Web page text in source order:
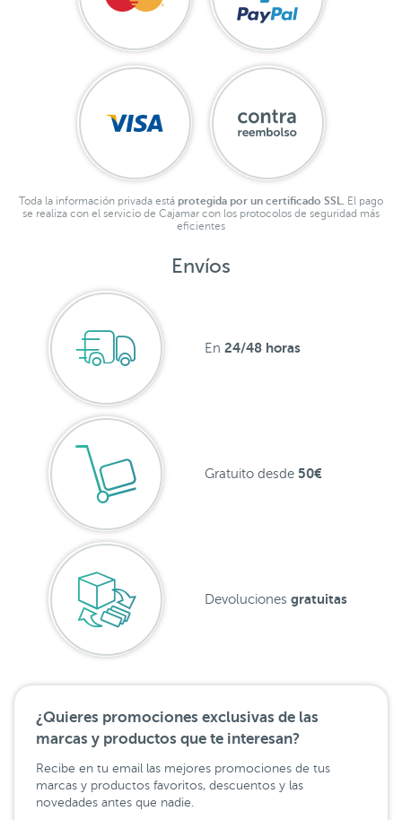
Toda la información privada está protegida por un certificado SSL.
El pago
se realiza con el servicio de Cajamar con los protocolos de seguridad más
eficientes
Envíos
En 24/48 horas
Gratuito desde 50€
Devoluciones gratuitas
¿Quieres promociones exclusivas de las
marcas y productos que te interesan?
Recibe en tu email las mejores promociones de tus
marcas y productos favoritos, descuentos y las
novedades antes que nadie.